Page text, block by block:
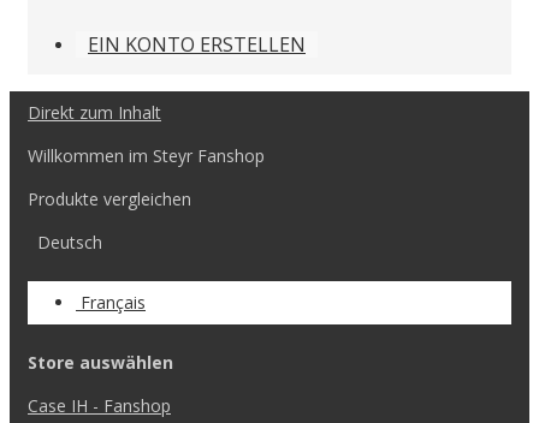
EIN KONTO ERSTELLEN
Direkt zum Inhalt
Willkommen im Steyr Fanshop
Produkte vergleichen
Deutsch
Français
Store auswählen
Case IH - Fanshop